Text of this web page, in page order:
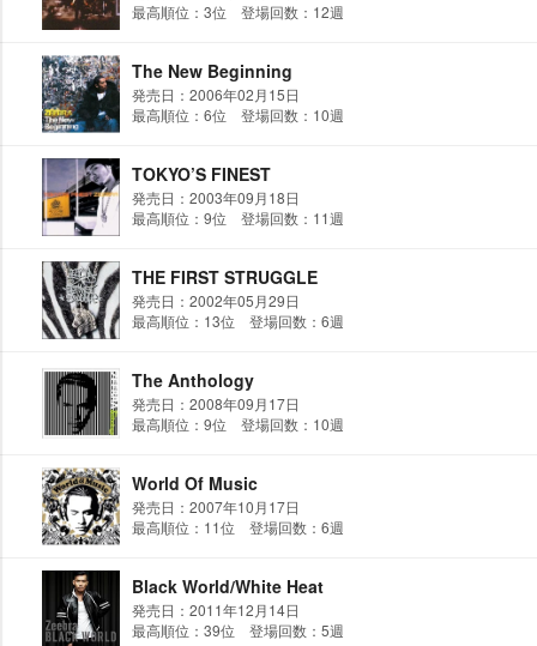
最高順位：3位 登場回数：12週
The New Beginning
発売日：2006年02月15日
最高順位：6位 登場回数：10週
TOKYO’S FINEST
発売日：2003年09月18日
最高順位：9位 登場回数：11週
THE FIRST STRUGGLE
発売日：2002年05月29日
最高順位：13位 登場回数：6週
The Anthology
発売日：2008年09月17日
最高順位：9位 登場回数：10週
World Of Music
発売日：2007年10月17日
最高順位：11位 登場回数：6週
Black World/White Heat
発売日：2011年12月14日
最高順位：39位 登場回数：5週